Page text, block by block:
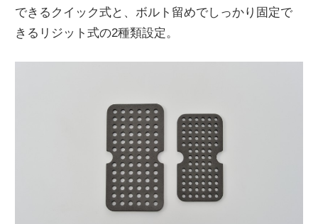
できるクイック式と、ボルト留めでしっかり固定で
きるリジット式の2種類設定。